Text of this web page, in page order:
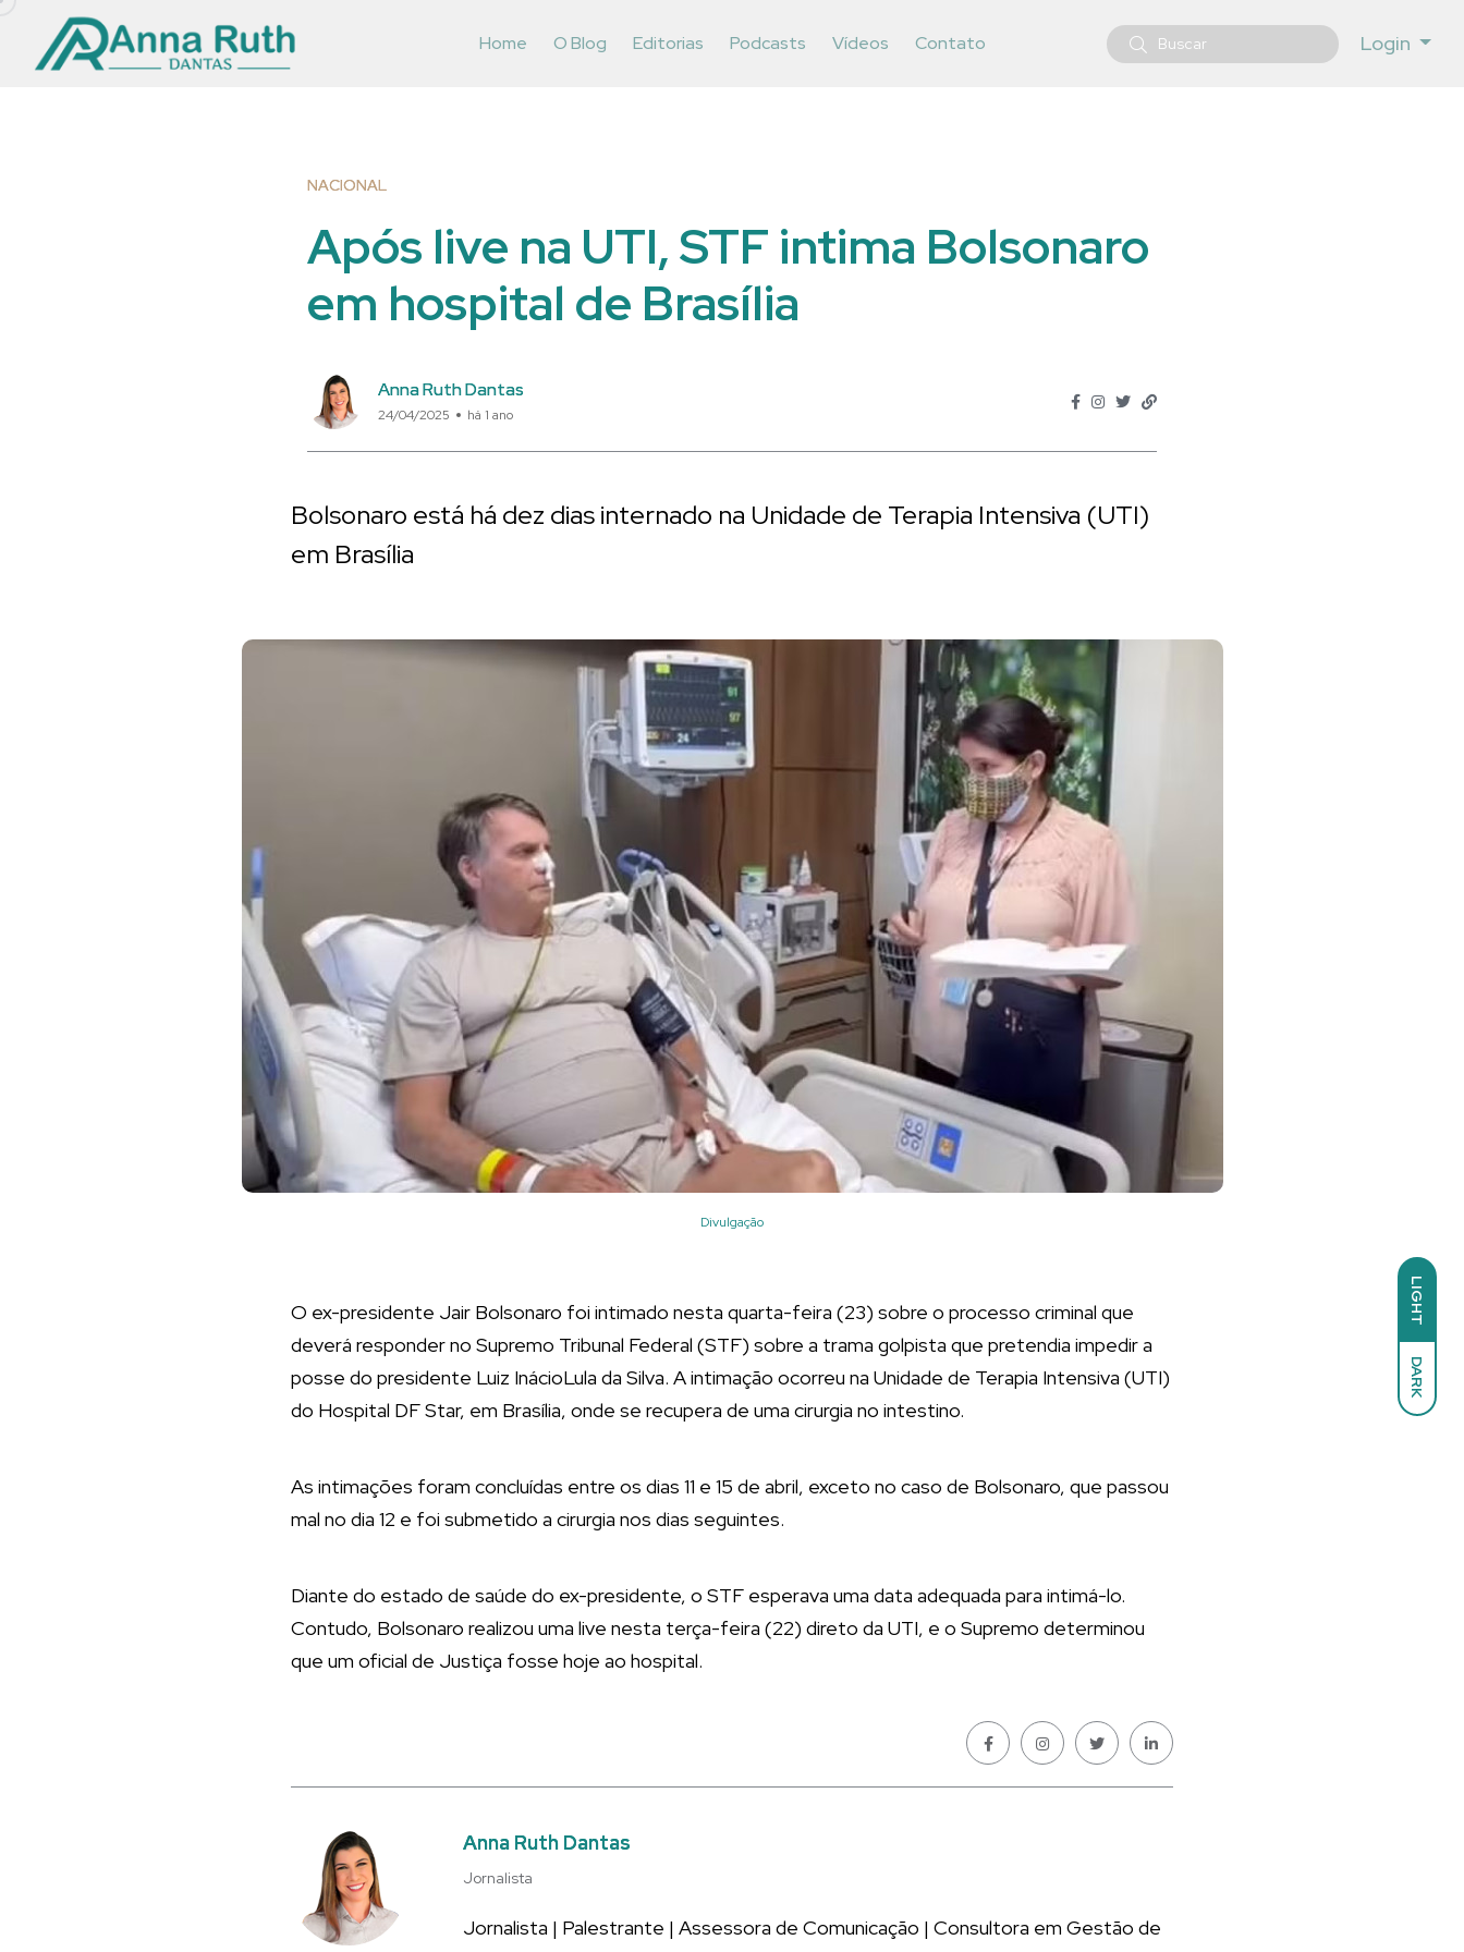
LIGHT
DARK
Home O Blog Editorias Podcasts Vídeos Contato Login
NACIONAL
Após live na UTI, STF intima Bolsonaro
em hospital de Brasília
Anna Ruth Dantas
24/04/2025 há 1 ano
Bolsonaro está há dez dias internado na Unidade de Terapia Intensiva (UTI)
em Brasília
Divulgação
O ex-presidente Jair Bolsonaro foi intimado nesta quarta-feira (23) sobre o processo criminal que
deverá responder no Supremo Tribunal Federal (STF) sobre a trama golpista que pretendia impedir a
posse do presidente Luiz InácioLula da Silva. A intimação ocorreu na Unidade de Terapia Intensiva (UTI)
do Hospital DF Star, em Brasília, onde se recupera de uma cirurgia no intestino.
As intimações foram concluídas entre os dias 11 e 15 de abril, exceto no caso de Bolsonaro, que passou
mal no dia 12 e foi submetido a cirurgia nos dias seguintes.
Diante do estado de saúde do ex-presidente, o STF esperava uma data adequada para intimá-lo.
Contudo, Bolsonaro realizou uma live nesta terça-feira (22) direto da UTI, e o Supremo determinou
que um oficial de Justiça fosse hoje ao hospital.
Anna Ruth Dantas
Jornalista
Jornalista | Palestrante | Assessora de Comunicação | Consultora em Gestão de